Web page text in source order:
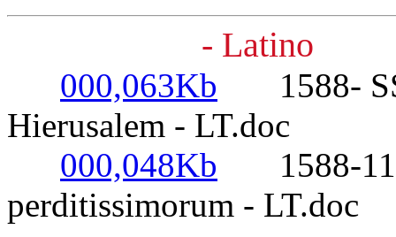
- Latino
000,063Kb 1588- SS
Hierusalem - LT.doc
000,048Kb 1588-11-
perditissimorum - LT.doc